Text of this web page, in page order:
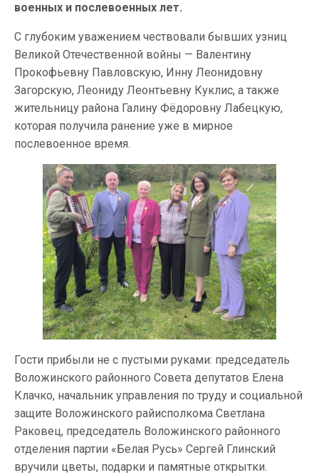
военных и послевоенных лет.
С глубоким уважением чествовали бывших узниц
Великой Отечественной войны — Валентину
Прокофьевну Павловскую, Инну Леонидовну
Загорскую, Леониду Леонтьевну Куклис, а также
жительницу района Галину Фёдоровну Лабецкую,
которая получила ранение уже в мирное
послевоенное время.
Гости прибыли не с пустыми руками: председатель
Воложинского районного Совета депутатов Елена
Клачко, начальник управления по труду и социальной
защите Воложинского райисполкома Светлана
Раковец, председатель Воложинского районного
отделения партии «Белая Русь» Сергей Глинский
вручили цветы, подарки и памятные открытки.